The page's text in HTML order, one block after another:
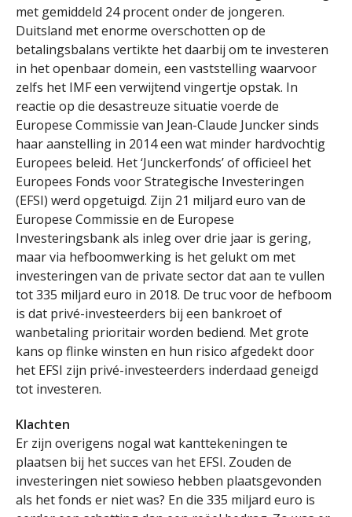
met gemiddeld 24 procent onder de jongeren.
Duitsland met enorme overschotten op de
betalingsbalans vertikte het daarbij om te investeren
in het openbaar domein, een vaststelling waarvoor
zelfs het IMF een verwijtend vingertje opstak. In
reactie op die desastreuze situatie voerde de
Europese Commissie van Jean-Claude Juncker sinds
haar aanstelling in 2014 een wat minder hardvochtig
Europees beleid. Het ‘Junckerfonds’ of officieel het
Europees Fonds voor Strategische Investeringen
(EFSI) werd opgetuigd. Zijn 21 miljard euro van de
Europese Commissie en de Europese
Investeringsbank als inleg over drie jaar is gering,
maar via hefboomwerking is het gelukt om met
investeringen van de private sector dat aan te vullen
tot 335 miljard euro in 2018. De truc voor de hefboom
is dat privé-investeerders bij een bankroet of
wanbetaling prioritair worden bediend. Met grote
kans op flinke winsten en hun risico afgedekt door
het EFSI zijn privé-investeerders inderdaad geneigd
tot investeren.
Klachten
Er zijn overigens nogal wat kanttekeningen te
plaatsen bij het succes van het EFSI. Zouden de
investeringen niet sowieso hebben plaatsgevonden
als het fonds er niet was? En die 335 miljard euro is